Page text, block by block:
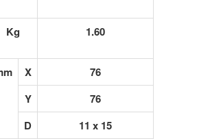
Kg 1.60
X
76
Y
76
D
11 x 15